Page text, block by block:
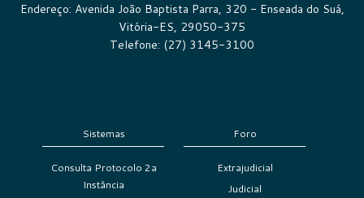
Endereço: Avenida João Baptista Parra, 320 - Enseada do Suá,
Vitória-ES, 29050-375
Telefone: (27) 3145-3100
Sistemas
Consulta Protocolo 2a
Instância
Foro
Extrajudicial
Judicial